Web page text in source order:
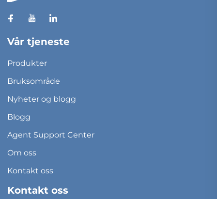
Vår tjeneste
Produkter
Bruksområde
Nyheter og blogg
Blogg
Agent Support Center
Om oss
Kontakt oss
Kontakt oss